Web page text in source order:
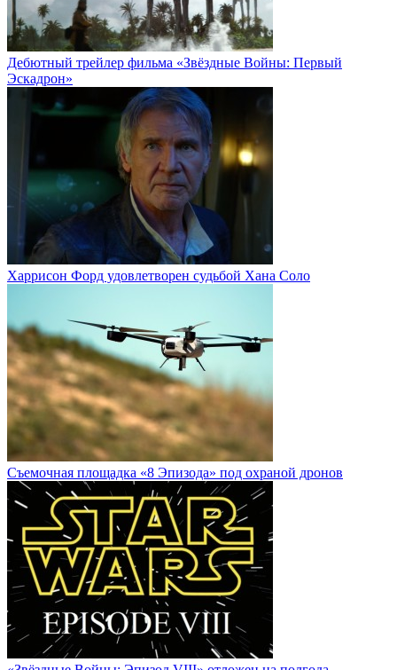
Дебютный трейлер фильма «Звёздные Войны: Первый
Эскадрон»
Харрисон Форд удовлетворен судьбой Хана Соло
Cъемочная площадка «8 Эпизода» под охраной дронов